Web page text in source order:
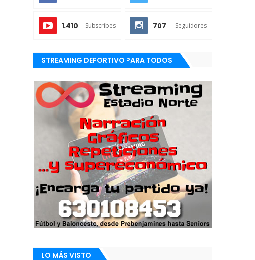
1.410 Subscribes 707 Seguidores
STREAMING DEPORTIVO PARA TODOS
LO MÁS VISTO